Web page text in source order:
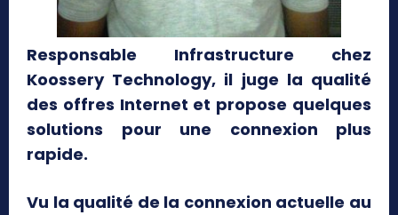
Responsable Infrastructure chez
Koossery Technology, il juge la qualité
des offres Internet et propose quelques
solutions pour une connexion plus
rapide.
Vu la qualité de la connexion actuelle au